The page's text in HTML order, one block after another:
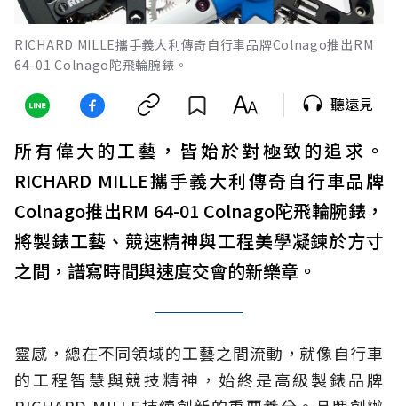
RICHARD MILLE攜手義大利傳奇自行車品牌Colnago推出RM
64-01 Colnago陀飛輪腕錶。
聽遠見
所有偉大的工藝，皆始於對極致的追求。
RICHARD MILLE攜手義大利傳奇自行車品牌
Colnago推出RM 64-01 Colnago陀飛輪腕錶，
將製錶工藝、競速精神與工程美學凝鍊於方寸
之間，譜寫時間與速度交會的新樂章。
靈感，總在不同領域的工藝之間流動，就像自行車
的工程智慧與競技精神，始終是高級製錶品牌